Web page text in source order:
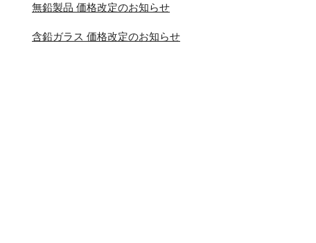
無鉛製品 価格改定のお知らせ
含鉛ガラス 価格改定のお知らせ